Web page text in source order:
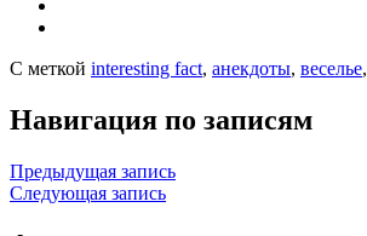
С меткой interesting fact, анекдоты, веселье,
Навигация по записям
Предыдущая запись
Следующая запись